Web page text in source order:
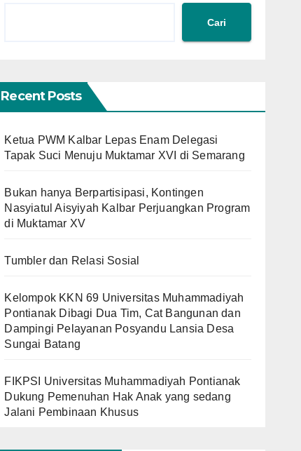
Cari
Recent Posts
Ketua PWM Kalbar Lepas Enam Delegasi
Tapak Suci Menuju Muktamar XVI di Semarang
Bukan hanya Berpartisipasi, Kontingen
Nasyiatul Aisyiyah Kalbar Perjuangkan Program
di Muktamar XV
Tumbler dan Relasi Sosial
Kelompok KKN 69 Universitas Muhammadiyah
Pontianak Dibagi Dua Tim, Cat Bangunan dan
Dampingi Pelayanan Posyandu Lansia Desa
Sungai Batang
FIKPSI Universitas Muhammadiyah Pontianak
Dukung Pemenuhan Hak Anak yang sedang
Jalani Pembinaan Khusus